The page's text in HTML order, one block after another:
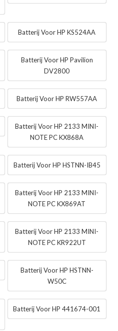
Batterij Voor HP KS524AA
Batterij Voor HP Pavilion
DV2800
Batterij Voor HP RW557AA
Batterij Voor HP 2133 MINI-
NOTE PC KX868A
Batterij Voor HP HSTNN-IB45
Batterij Voor HP 2133 MINI-
NOTE PC KX869AT
Batterij Voor HP 2133 MINI-
NOTE PC KR922UT
Batterij Voor HP HSTNN-
W50C
Batterij Voor HP 441674-001